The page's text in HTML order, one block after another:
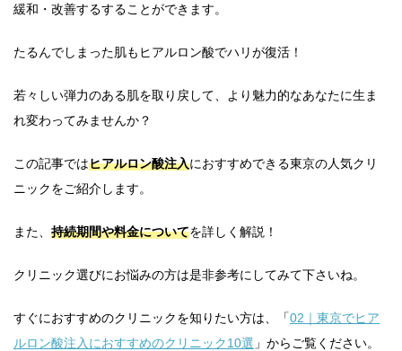
緩和・改善するすることができます。
たるんでしまった肌もヒアルロン酸でハリが復活！
若々しい弾力のある肌を取り戻して、より魅力的なあなたに生ま
れ変わってみませんか？
この記事ではヒアルロン酸注入におすすめできる東京の人気クリ
ニックをご紹介します。
また、 持続期間や料金についてを詳しく解説！
クリニック選びにお悩みの方は是非参考にしてみて下さいね。
すぐにおすすめのクリニックを知りたい方は、「02｜東京でヒア
ルロン酸注入におすすめのクリニック10選 」からご覧ください。